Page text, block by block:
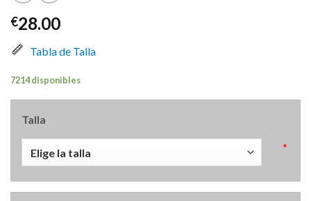
€28.00
Tabla de Talla
7214 disponibles
Talla
*